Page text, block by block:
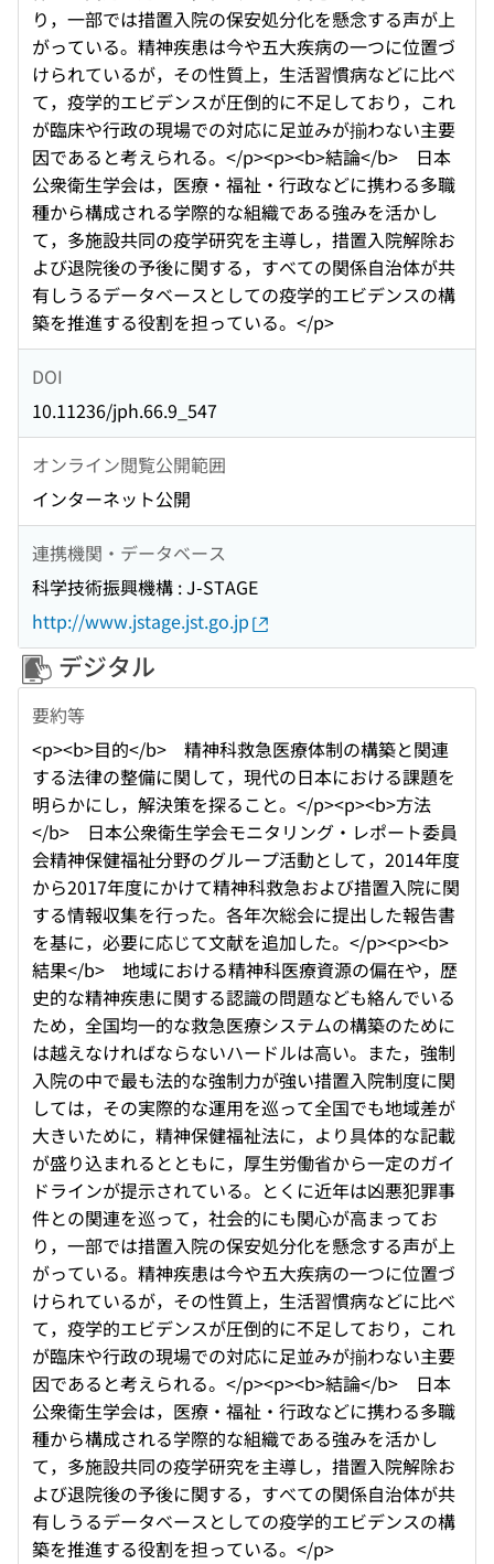
り，一部では措置入院の保安処分化を懸念する声が上
がっている。精神疾患は今や五大疾病の一つに位置づ
けられているが，その性質上，生活習慣病などに比べ
て，疫学的エビデンスが圧倒的に不足しており，これ
が臨床や行政の現場での対応に足並みが揃わない主要
因であると考えられる。</p><p><b>結論</b> 日本
公衆衛生学会は，医療・福祉・行政などに携わる多職
種から構成される学際的な組織である強みを活かし
て，多施設共同の疫学研究を主導し，措置入院解除お
よび退院後の予後に関する，すべての関係自治体が共
有しうるデータベースとしての疫学的エビデンスの構
築を推進する役割を担っている。</p>
DOI
10.11236/jph.66.9_547
オンライン閲覧公開範囲
インターネット公開
連携機関・データベース
科学技術振興機構 : J-STAGE
http://www.jstage.jst.go.jp
デジタル
要約等
<p><b>目的</b> 精神科救急医療体制の構築と関連
する法律の整備に関して，現代の日本における課題を
明らかにし，解決策を探ること。</p><p><b>方法
</b> 日本公衆衛生学会モニタリング・レポート委員
会精神保健福祉分野のグループ活動として，2014年度
から2017年度にかけて精神科救急および措置入院に関
する情報収集を行った。各年次総会に提出した報告書
を基に，必要に応じて文献を追加した。</p><p><b>
結果</b> 地域における精神科医療資源の偏在や，歴
史的な精神疾患に関する認識の問題なども絡んでいる
ため，全国均一的な救急医療システムの構築のために
は越えなければならないハードルは高い。また，強制
入院の中で最も法的な強制力が強い措置入院制度に関
しては，その実際的な運用を巡って全国でも地域差が
大きいために，精神保健福祉法に，より具体的な記載
が盛り込まれるとともに，厚生労働省から一定のガイ
ドラインが提示されている。とくに近年は凶悪犯罪事
件との関連を巡って，社会的にも関心が高まってお
り，一部では措置入院の保安処分化を懸念する声が上
がっている。精神疾患は今や五大疾病の一つに位置づ
けられているが，その性質上，生活習慣病などに比べ
て，疫学的エビデンスが圧倒的に不足しており，これ
が臨床や行政の現場での対応に足並みが揃わない主要
因であると考えられる。</p><p><b>結論</b> 日本
公衆衛生学会は，医療・福祉・行政などに携わる多職
種から構成される学際的な組織である強みを活かし
て，多施設共同の疫学研究を主導し，措置入院解除お
よび退院後の予後に関する，すべての関係自治体が共
有しうるデータベースとしての疫学的エビデンスの構
築を推進する役割を担っている。</p>